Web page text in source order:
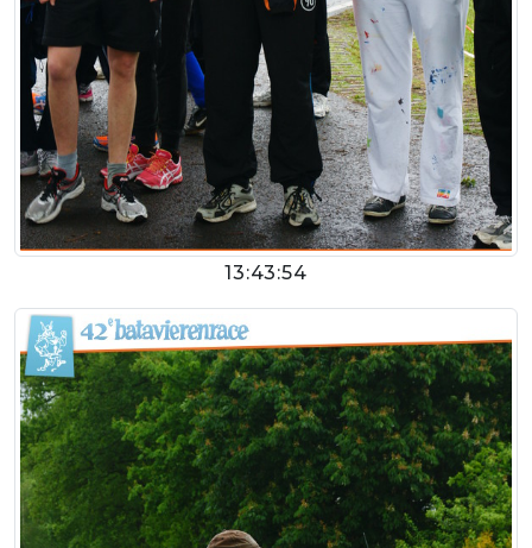
13:43:54